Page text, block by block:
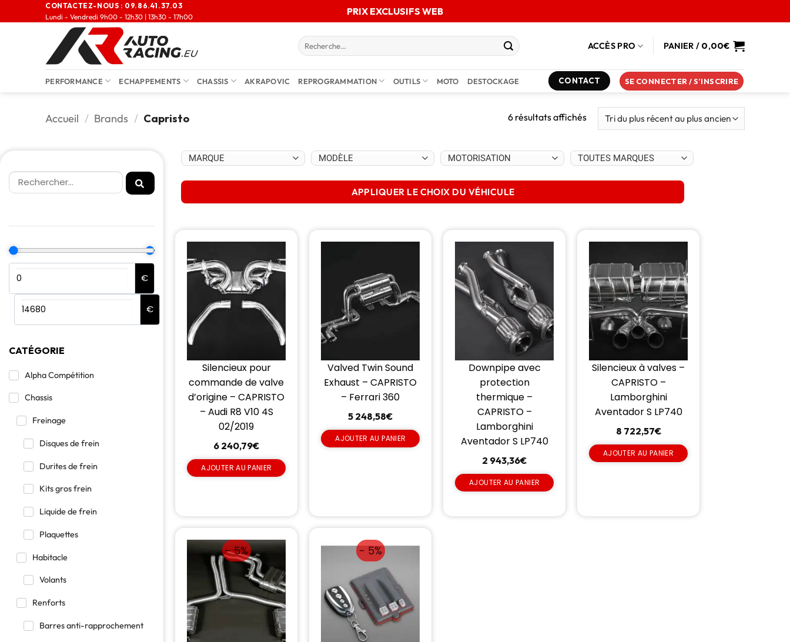
CONTACTEZ-NOUS : 09.86.41.37.03
Lundi - Vendredi 9h00 - 12h30 | 13h30 - 17h00
PRIX EXCLUSIFS WEB
ACCÈS PRO PANIER / 0,00€
PERFORMANCE ECHAPPEMENTS CHASSIS AKRAPOVIC REPROGRAMMATION OUTILS MOTO DESTOCKAGE CONTACT SE CONNECTER / S’INSCRIRE
Accueil / Brands / Capristo 6 résultats affichés
€
€
CATÉGORIE
Alpha Compétition
Chassis
Freinage
Disques de frein
Durites de frein
Kits gros frein
Liquide de frein
Plaquettes
Habitacle
Volants
Renforts
Barres anti-rapprochement
APPLIQUER LE CHOIX DU VÉHICULE
Silencieux pour
commande de valve
d’origine – CAPRISTO
– Audi R8 V10 4S
02/2019
6 240,79€
AJOUTER AU PANIER
Valved Twin Sound
Exhaust – CAPRISTO
– Ferrari 360
5 248,58€
AJOUTER AU PANIER
Downpipe avec
protection
thermique –
CAPRISTO –
Lamborghini
Aventador S LP740
2 943,36€
AJOUTER AU PANIER
Silencieux à valves –
CAPRISTO –
Lamborghini
Aventador S LP740
8 722,57€
AJOUTER AU PANIER
- 5% - 5%